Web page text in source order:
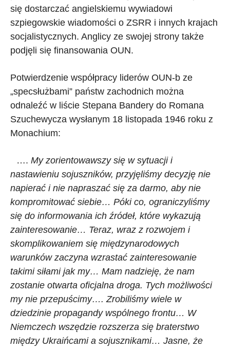
się dostarczać angielskiemu wywiadowi
szpiegowskie wiadomości o ZSRR i innych krajach
socjalistycznych. Anglicy ze swojej strony także
podjęli się finansowania OUN.
Potwierdzenie współpracy liderów OUN-b ze
„specsłużbami” państw zachodnich można
odnaleźć w liście Stepana Bandery do Romana
Szuchewycza wysłanym 18 listopada 1946 roku z
Monachium:
…. My zorientowawszy się w sytuacji i
nastawieniu sojuszników, przyjęliśmy decyzję nie
napierać i nie napraszać się za darmo, aby nie
kompromitować siebie… Póki co, ograniczyliśmy
się do informowania ich źródeł, które wykazują
zainteresowanie… Teraz, wraz z rozwojem i
skomplikowaniem się międzynarodowych
warunków zaczyna wzrastać zainteresowanie
takimi siłami jak my… Mam nadzieję, że nam
zostanie otwarta oficjalna droga. Tych możliwości
my nie przepuścimy…. Zrobiliśmy wiele w
dziedzinie propagandy wspólnego frontu… W
Niemczech wszędzie rozszerza się braterstwo
między Ukraińcami a sojusznikami… Jasne, że